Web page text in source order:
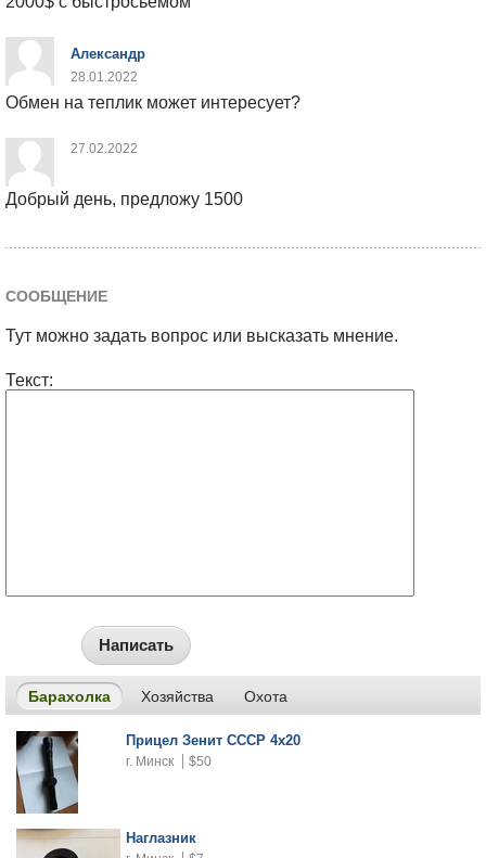
Александр
28.01.2022
Обмен на теплик может интересует?
27.02.2022
Добрый день, предложу 1500
СООБЩЕНИЕ
Тут можно задать вопрос или высказать мнение.
Текст:
Написать
Барахолка Хозяйства Охота
Прицел Зенит СССР 4х20
г. Минск $50
Наглазник